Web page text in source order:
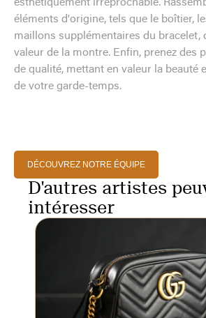
esthétiquement irréprochable.
éléments d'origine, tels que le boîtier,
maillons supplémentaires du bracelet,
valeur de la montre. Enfin, prenez des
de qualité, mettant en valeur la beauté
de votre garde-temps.
DÉCOUVREZ NOTRE ÉQUIPE
D'autres artistes
intéresser